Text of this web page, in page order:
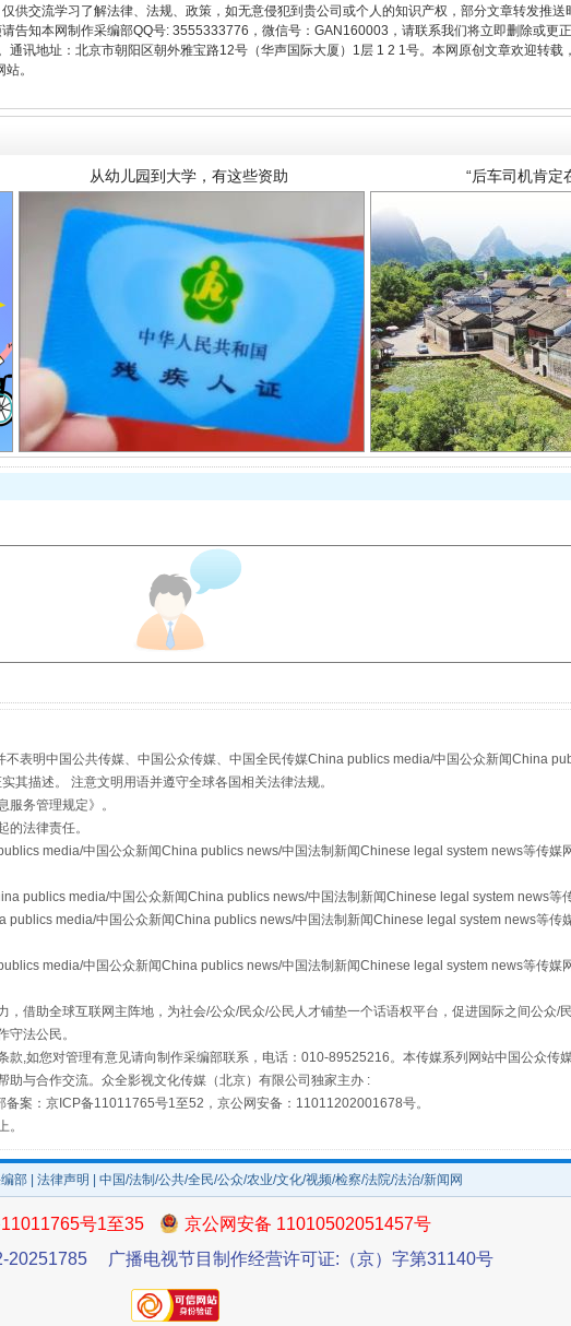
供交流学习了解法律、法规、政策，如无意侵犯到贵公司或个人的知识产权，部分文章转发推送
告知本网制作采编部QQ号: 3555333776，微信号：GAN160003，请联系我们将立即删除或更
讯地址：北京市朝阳区朝外雅宝路12号（华声国际大厦）1层 1 2 1号。本网原创文章欢迎转载
。
从幼儿园到大学，有这些资助 “后车司机肯定
事关残疾人未来5年 让传统村落焕
规模最大的光氢储一体化项目
镜头丨大暑三秋近 山西：不断增强治理
如何以同查同治破解风腐交织难题 养老服务师职业资格
表明中国公共传媒、中国公众传媒、中国全民传媒China publics media/中国公众新闻China
描述。 注意文明用语并遵守全球各国相关法律法规。
服务管理规定》。
法律责任。
media/中国公众新闻China publics news/中国法制新闻Chinese legal system news等传媒
publics media/中国公众新闻China publics news/中国法制新闻Chinese legal system news等
publics media/中国公众新闻China publics news/中国法制新闻Chinese legal system news等传
media/中国公众新闻China publics news/中国法制新闻Chinese legal system news等传媒
借助全球互联网主阵地，为社会/公众/民众/公民人才铺垫一个话语权平台，促进国际之间公众/
法公民。
款,如您对管理有意见请向制作采编部联系，电话：010-89525216。本传媒系列网站中国公众传
与合作交流。众全影视文化传媒（北京）有限公司独家主办 :
案：京ICP备11011765号1至52，京公网安备：11011202001678号。
。
部 法律声明 | 中国/法制/公共/全民/公众/农业/文化/视频/检察/法院/法治/新闻网
号1至35
京公网安备 11010502051457号
20251785
广播电视节目制作经营许可证:（京）字第31140号